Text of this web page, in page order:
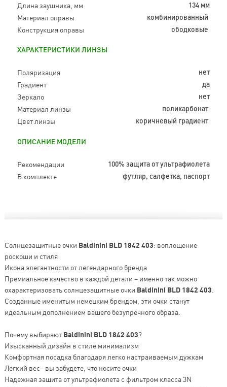
Длина заушника, мм 134 мм
Материал оправы комбинированный
Конструкция оправы ободковые
ХАРАКТЕРИСТИКИ ЛИНЗЫ
Поляризация нет
Градиент да
Зеркало нет
Материал линзы поликарбонат
Цвет линзы коричневый градиент
ОПИСАНИЕ МОДЕЛИ
Рекомендации 100% защита от ультрафиолета
В комплекте футляр, салфетка, паспорт
Солнцезащитные очки Baldinini BLD 1842 403: воплощение
роскоши и стиля
Икона элегантности от легендарного бренда
Премиальное качество в каждой детали – именно так можно
охарактеризовать солнцезащитные очки Baldinini BLD 1842 403.
Созданные именитым немецким брендом, эти очки станут
идеальным дополнением вашего безупречного образа.
Почему выбирают Baldinini BLD 1842 403?
Изысканный дизайн в стиле минимализм
Комфортная посадка благодаря легко настраиваемым дужкам
Легкий вес– вы забудете, что носите очки
Надежная защита от ультрафиолета с фильтром класса 3N